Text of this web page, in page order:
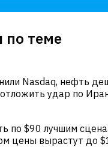
по теме
Nasdaq, нефть
удар по
по $90 лучшим
цены вырастут до